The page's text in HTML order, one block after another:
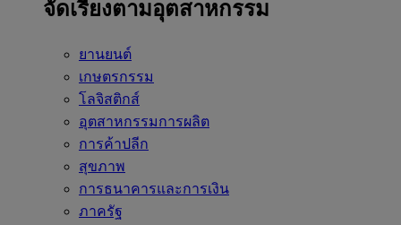
จัดเรียงตามอุตสาหกรรม
ยานยนต์
เกษตรกรรม
โลจิสติกส์
อุตสาหกรรมการผลิต
การค้าปลีก
สุขภาพ
การธนาคารและการเงิน
ภาครัฐ